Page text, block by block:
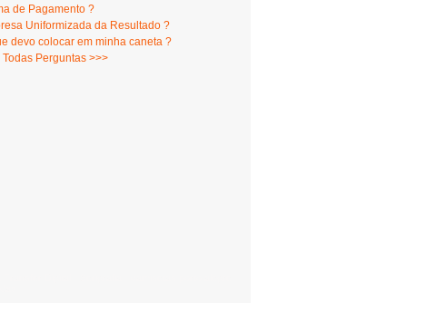
de Pagamento ?
Uniformizada da Resultado ?
devo colocar em minha caneta ?
Todas Perguntas >>>